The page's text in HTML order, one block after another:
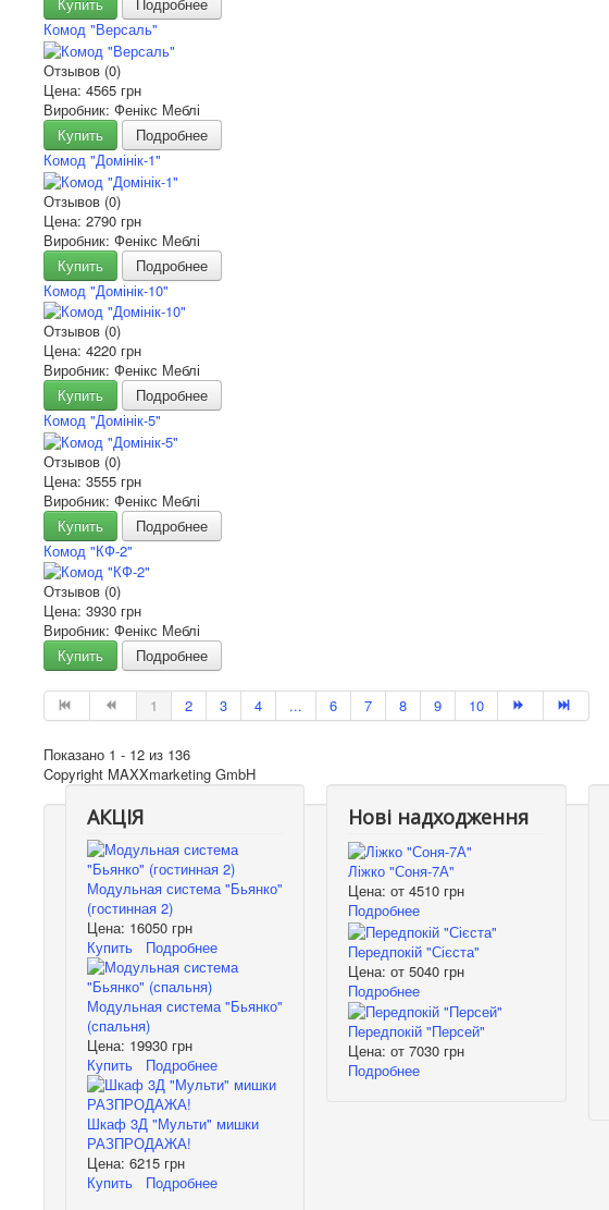
Купить
Подробнее
Комод "Версаль"
Отзывов (0)
Цена: 4565 грн
Виробник: Фенікс Меблі
Купить
Подробнее
Комод "Домінік-1"
Отзывов (0)
Цена: 2790 грн
Виробник: Фенікс Меблі
Купить
Подробнее
Комод "Домінік-10"
Отзывов (0)
Цена: 4220 грн
Виробник: Фенікс Меблі
Купить
Подробнее
Комод "Домінік-5"
Отзывов (0)
Цена: 3555 грн
Виробник: Фенікс Меблі
Купить
Подробнее
Комод "КФ-2"
Отзывов (0)
Цена: 3930 грн
Виробник: Фенікс Меблі
Купить
Подробнее
1 2 3 4 ... 6 7 8 9 10
Показано 1 - 12 из 136
Copyright MAXXmarketing GmbH
АКЦІЯ
Модульная система "Бьянко"
(гостинная 2)
Цена: 16050 грн
Купить
Подробнее
Модульная система "Бьянко"
(спальня)
Цена: 19930 грн
Купить
Подробнее
Шкаф 3Д "Мульти" мишки
РАЗПРОДАЖА!
Цена:6215 грн
Купить
Подробнее
Нові надходження
Ліжко "Соня-7А"
Цена: от4510 грн
Подробнее
Передпокій "Сієста"
Цена: от5040 грн
Подробнее
Передпокій "Персей"
Цена: от7030 грн
Подробнее